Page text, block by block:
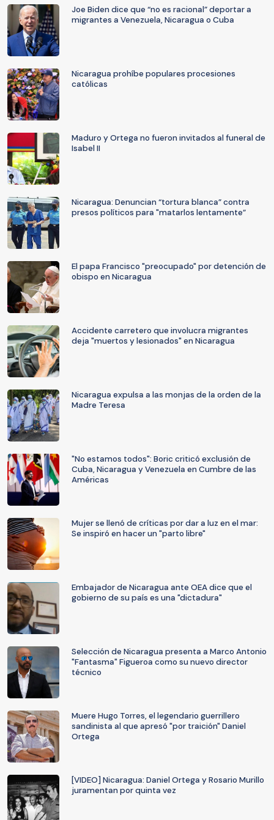
Joe Biden dice que “no es racional” deportar a
migrantes a Venezuela, Nicaragua o Cuba
Nicaragua prohíbe populares procesiones
católicas
Maduro y Ortega no fueron invitados al funeral de
Isabel II
Nicaragua: Denuncian “tortura blanca” contra
presos políticos para "matarlos lentamente”
El papa Francisco "preocupado" por detención de
obispo en Nicaragua
Accidente carretero que involucra migrantes
deja "muertos y lesionados" en Nicaragua
Nicaragua expulsa a las monjas de la orden de la
Madre Teresa
"No estamos todos": Boric criticó exclusión de
Cuba, Nicaragua y Venezuela en Cumbre de las
Américas
Mujer se llenó de críticas por dar a luz en el mar:
Se inspiró en hacer un "parto libre"
Embajador de Nicaragua ante OEA dice que el
gobierno de su país es una "dictadura"
Selección de Nicaragua presenta a Marco Antonio
"Fantasma" Figueroa como su nuevo director
técnico
Muere Hugo Torres, el legendario guerrillero
sandinista al que apresó "por traición" Daniel
Ortega
[VIDEO] Nicaragua: Daniel Ortega y Rosario Murillo
juramentan por quinta vez